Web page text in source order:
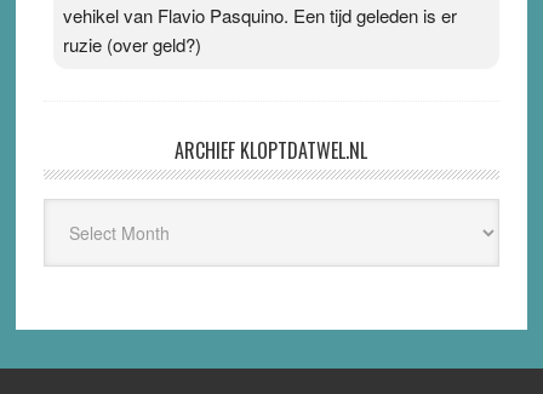
vehikel van Flavio Pasquino. Een tijd geleden is er
ruzie (over geld?)
ARCHIEF KLOPTDATWEL.NL
Kloptdatwel.nl